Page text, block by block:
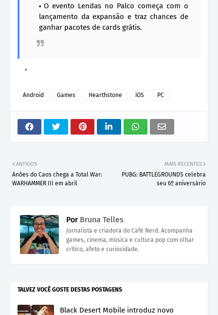
O evento Lendas no Palco começa com o
lançamento da expansão e traz chances de
ganhar pacotes de cards grátis.
Android Games Hearthstone iOS PC
MAIS RECENTES
PUBG: BATTLEGROUNDS celebra
seu 6º aniversário
ANTIGOS
Anões do Caos chega a Total War:
WARHAMMER III em abril
PorBruna Telles
Jornalista e criadora do Café Nerd. Acompanha
games, cinema, música e cultura pop com olhar
crítico, afeto e curiosidade.
TALVEZ VOCÊ GOSTE DESTAS POSTAGENS
Black Desert Mobile introduz novo